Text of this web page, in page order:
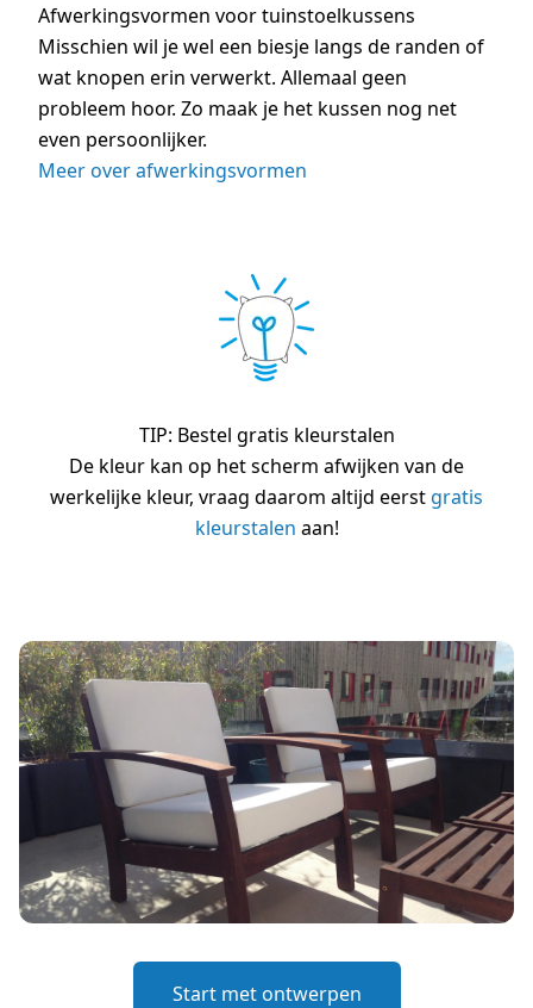
Afwerkingsvormen voor tuinstoelkussens
Misschien wil je wel een biesje langs de randen of
wat knopen erin verwerkt. Allemaal geen
probleem hoor. Zo maak je het kussen nog net
even persoonlijker.
Meer over afwerkingsvormen
TIP: Bestel gratis kleurstalen
De kleur kan op het scherm afwijken van de
werkelijke kleur, vraag daarom altijd eerst gratis
kleurstalen aan!
Start met ontwerpen